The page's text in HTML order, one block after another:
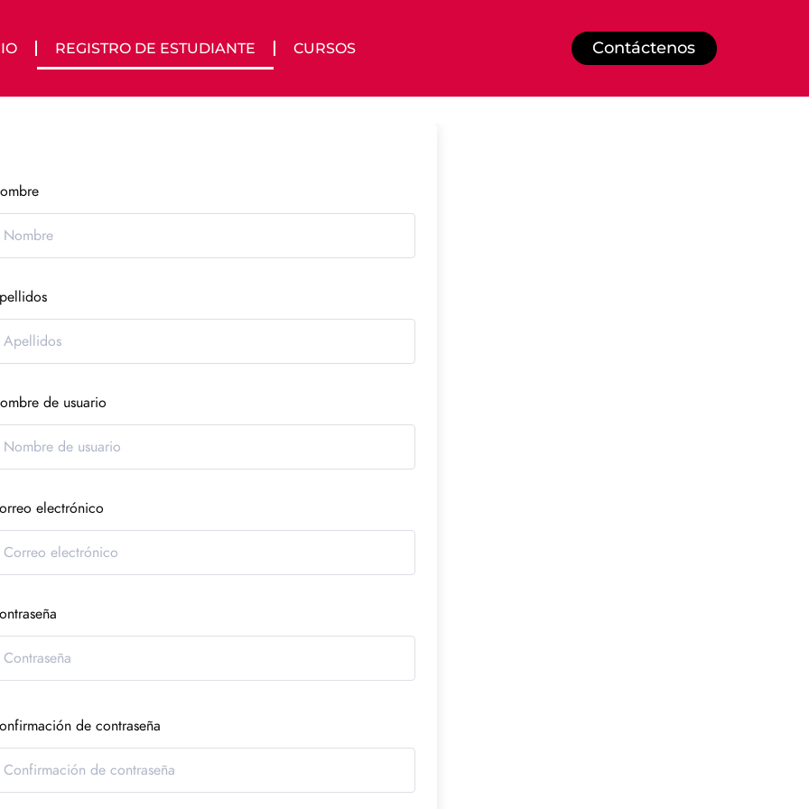
REGISTRO DE ESTUDIANTE CURSOS Contáctenos
de usuario
electrónico
de contraseña